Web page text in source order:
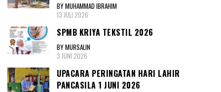
BY MUHAMMAD IBRAHIM
13 JULI 2026
SPMB KRIYA TEKSTIL 2026
BY MURSALIN
3 JUNI 2026
UPACARA PERINGATAN HARI LAHIR
PANCASILA 1 JUNI 2026